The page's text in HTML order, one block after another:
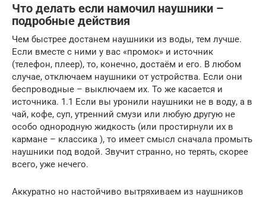
Что делать если намочил наушники –
подробные действия
Чем быстрее достанем наушники из воды, тем лучше.
Если вместе с ними у вас «промок» и источник
(телефон, плеер), то, конечно, достаём и его. В любом
случае, отключаем наушники от устройства. Если они
беспроводные – выключаем их. То же касается и
источника. 1.1 Если вы уронили наушники не в воду, а в
чай, кофе, суп, утренний смузи или любую другую не
особо однородную жидкость (или простирнули их в
кармане – классика ), то имеет смысл сначала промыть
наушники под водой. Звучит странно, но терять, скорее
всего, уже нечего.
Аккуратно но настойчиво вытряхиваем из наушников